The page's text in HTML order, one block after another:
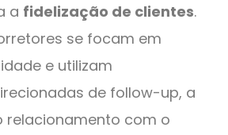
a fidelização de clientes.
se focam em
e utilizam
de follow-up, a
relacionamento com o